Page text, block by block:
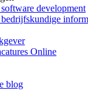
development
Online
blog